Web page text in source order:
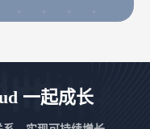
一起成长